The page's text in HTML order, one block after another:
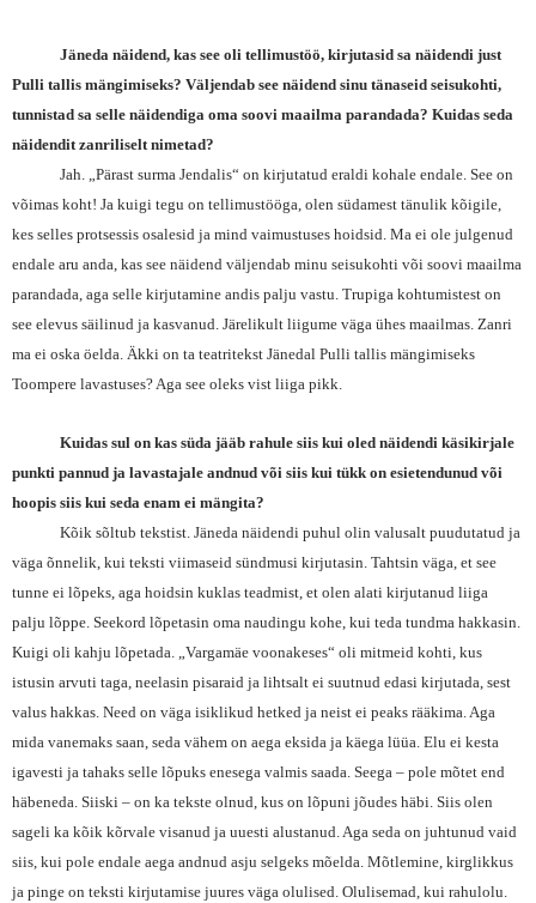
Jäneda näidend, kas see oli tellimustöö, kirjutasid sa näidendi just
Pulli tallis mängimiseks? Väljendab see näidend sinu tänaseid seisukohti,
tunnistad sa selle näidendiga oma soovi maailma parandada? Kuidas seda
näidendit zanriliselt nimetad?
Jah. „Pärast surma Jendalis“ on kirjutatud eraldi kohale endale. See on
võimas koht! Ja kuigi tegu on tellimustööga, olen südamest tänulik kõigile,
kes selles protsessis osalesid ja mind vaimustuses hoidsid. Ma ei ole julgenud
endale aru anda, kas see näidend väljendab minu seisukohti või soovi maailma
parandada, aga selle kirjutamine andis palju vastu. Trupiga kohtumistest on
see elevus säilinud ja kasvanud. Järelikult liigume väga ühes maailmas. Zanri
ma ei oska öelda. Äkki on ta teatritekst Jänedal Pulli tallis mängimiseks
Toompere lavastuses? Aga see oleks vist liiga pikk.
Kuidas sul on kas süda jääb rahule siis kui oled näidendi käsikirjale
punkti pannud ja lavastajale andnud või siis kui tükk on esietendunud või
hoopis siis kui seda enam ei mängita?
Kõik sõltub tekstist. Jäneda näidendi puhul olin valusalt puudutatud ja
väga õnnelik, kui teksti viimaseid sündmusi kirjutasin. Tahtsin väga, et see
tunne ei lõpeks, aga hoidsin kuklas teadmist, et olen alati kirjutanud liiga
palju lõppe. Seekord lõpetasin oma naudingu kohe, kui teda tundma hakkasin.
Kuigi oli kahju lõpetada. „Vargamäe voonakeses“ oli mitmeid kohti, kus
istusin arvuti taga, neelasin pisaraid ja lihtsalt ei suutnud edasi kirjutada, sest
valus hakkas. Need on väga isiklikud hetked ja neist ei peaks rääkima. Aga
mida vanemaks saan, seda vähem on aega eksida ja käega lüüa. Elu ei kesta
igavesti ja tahaks selle lõpuks enesega valmis saada. Seega – pole mõtet end
häbeneda. Siiski – on ka tekste olnud, kus on lõpuni jõudes häbi. Siis olen
sageli ka kõik kõrvale visanud ja uuesti alustanud. Aga seda on juhtunud vaid
siis, kui pole endale aega andnud asju selgeks mõelda. Mõtlemine, kirglikkus
ja pinge on teksti kirjutamise juures väga olulised. Olulisemad, kui rahulolu.